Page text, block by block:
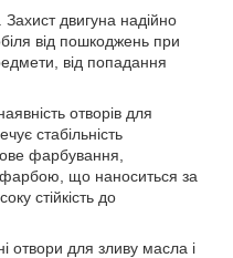
двигуна надійно
від пошкоджень при
від попадання
отворів для
стабільність
фарбування,
що наноситься за
стійкість до
отвори для зливу масла і